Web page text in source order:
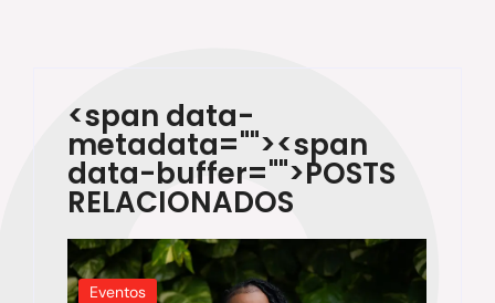
<span data-
metadata=""><span
data-buffer="">POSTS
RELACIONADOS
Eventos